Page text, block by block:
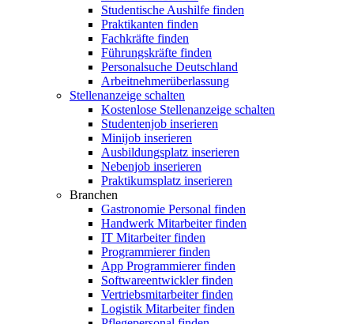
Studentische Aushilfe finden
Praktikanten finden
Fachkräfte finden
Führungskräfte finden
Personalsuche Deutschland
Arbeitnehmerüberlassung
Stellenanzeige schalten
Kostenlose Stellenanzeige schalten
Studentenjob inserieren
Minijob inserieren
Ausbildungsplatz inserieren
Nebenjob inserieren
Praktikumsplatz inserieren
Branchen
Gastronomie Personal finden
Handwerk Mitarbeiter finden
IT Mitarbeiter finden
Programmierer finden
App Programmierer finden
Softwareentwickler finden
Vertriebsmitarbeiter finden
Logistik Mitarbeiter finden